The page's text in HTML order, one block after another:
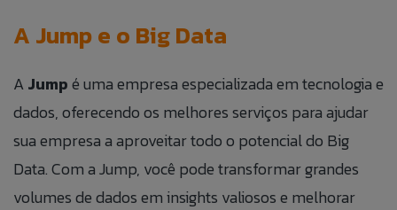
A Jump e o Big Data
AJumpé uma empresa especializada em tecnologia e
dados, oferecendo os melhores serviços para ajudar
sua empresa a aproveitar todo o potencial do Big
Data. Com a Jump, você pode transformar grandes
volumes de dados em insights valiosos e melhorar